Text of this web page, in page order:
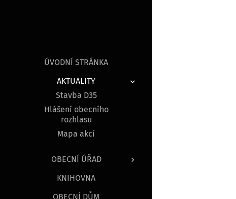
ÚVODNÍ STRÁNKA
AKTUALITY
Stavba D35
Hlášení obecního
rozhlasu
Mapa akcí
OBECNÍ ÚŘAD
KNIHOVNA
OBECNÍ DŮM